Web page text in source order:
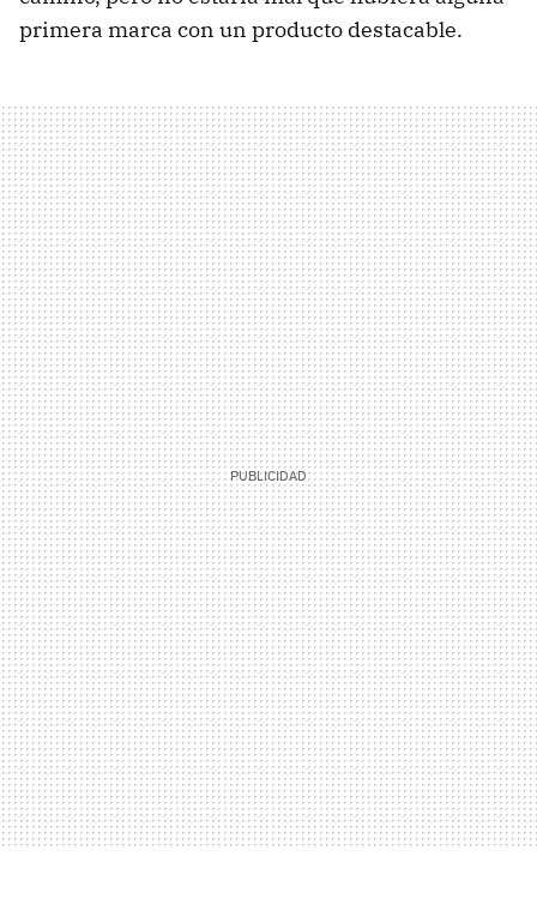
primera marca con un producto destacable.